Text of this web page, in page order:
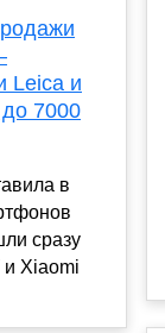
Leica и
7000
в
сразу
Xiaomi